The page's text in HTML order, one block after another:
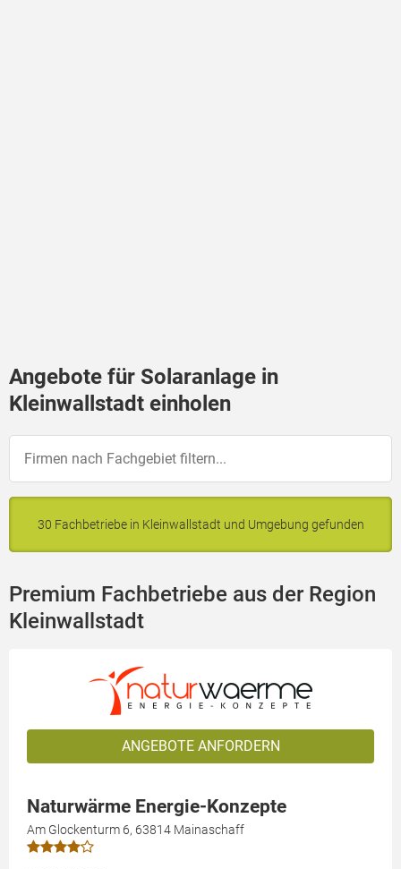
Angebote für Solaranlage in
Kleinwallstadt einholen
30 Fachbetriebe in Kleinwallstadt und Umgebung gefunden
Premium Fachbetriebe aus der Region
Kleinwallstadt
ANGEBOTE ANFORDERN
Naturwärme Energie-Konzepte
Am Glockenturm 6, 63814 Mainaschaff